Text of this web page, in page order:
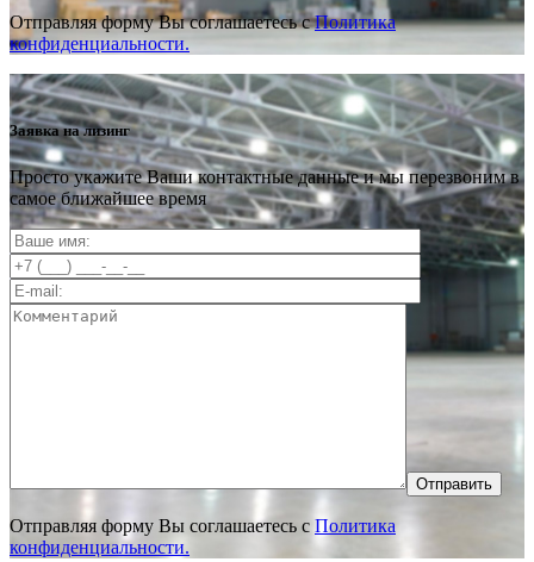
Отправляя форму Вы соглашаетесь сПолитика
конфиденциальности.
Заявка на лизинг
Просто укажите Ваши контактные данные и мы перезвоним в
самое ближайшее время
Отправить
Отправляя форму Вы соглашаетесь с Политика
конфиденциальности.